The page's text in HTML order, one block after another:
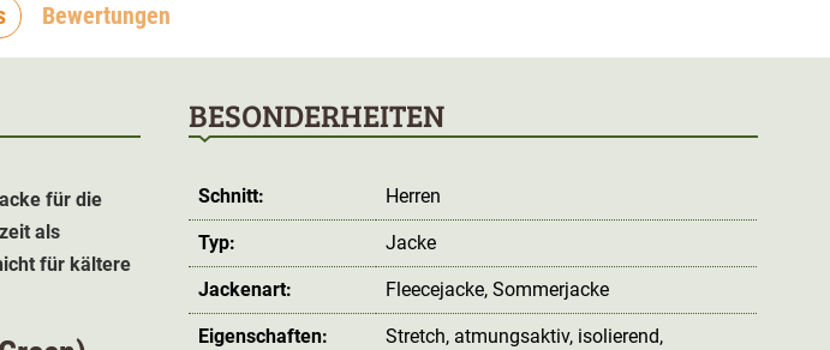
Bewertungen
für die
als
für kältere
BESONDERHEITEN
Schnitt: Herren
Typ: Jacke
Jackenart: Fleecejacke, Sommerjacke
Eigenschaften: Stretch, atmungsaktiv, isolierend,